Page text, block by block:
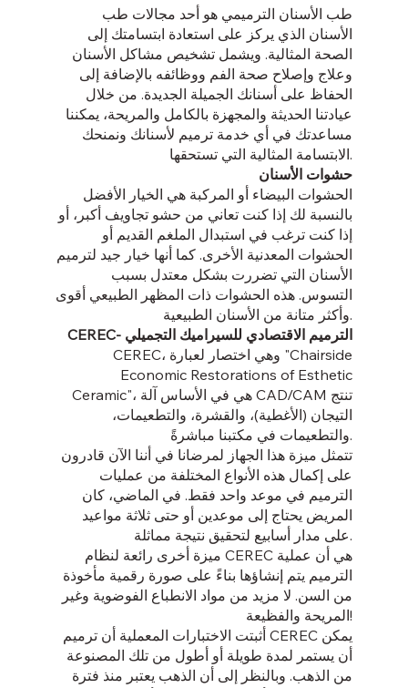
طب الأسنان الترميمي هو أحد مجالات طب
الأسنان الذي يركز على استعادة ابتسامتك إلى
الصحة المثالية. ويشمل تشخيص مشاكل الأسنان
وعلاج وإصلاح صحة الفم ووظائفه بالإضافة إلى
الحفاظ على أسنانك الجميلة الجديدة. من خلال
عيادتنا الحديثة والمجهزة بالكامل والمريحة، يمكننا
مساعدتك في أي خدمة ترميم لأسنانك ونمنحك
الابتسامة المثالية التي تستحقها.
حشوات الأسنان
الحشوات البيضاء أو المركبة هي الخيار الأفضل
بالنسبة لك إذا كنت تعاني من حشو تجاويف أكبر، أو
إذا كنت ترغب في استبدال الملغم القديم أو
الحشوات المعدنية الأخرى. كما أنها خيار جيد لترميم
الأسنان التي تضررت بشكل معتدل بسبب
التسوس. هذه الحشوات ذات المظهر الطبيعي أقوى
وأكثر متانة من الأسنان الطبيعية.
CEREC- الترميم الاقتصادي للسيراميك التجميلي
CEREC، وهي اختصار لعبارة "Chairside
Economic Restorations of Esthetic
Ceramic"، هي في الأساس آلة CAD/CAM تنتج
التيجان (الأغطية)، والقشرة، والتطعيمات،
والتطعيمات في مكتبنا مباشرةً.
تتمثل ميزة هذا الجهاز لمرضانا في أننا الآن قادرون
على إكمال هذه الأنواع المختلفة من عمليات
الترميم في موعد واحد فقط. في الماضي، كان
المريض يحتاج إلى موعدين أو حتى ثلاثة مواعيد
على مدار أسابيع لتحقيق نتيجة مماثلة.
ميزة أخرى رائعة لنظام CEREC هي أن عملية
الترميم يتم إنشاؤها بناءً على صورة رقمية مأخوذة
من السن. لا مزيد من مواد الانطباع الفوضوية وغير
المريحة والفظيعة!
أثبتت الاختبارات المعملية أن ترميم CEREC يمكن
أن يستمر لمدة طويلة أو أطول من تلك المصنوعة
من الذهب. وبالنظر إلى أن الذهب يعتبر منذ فترة